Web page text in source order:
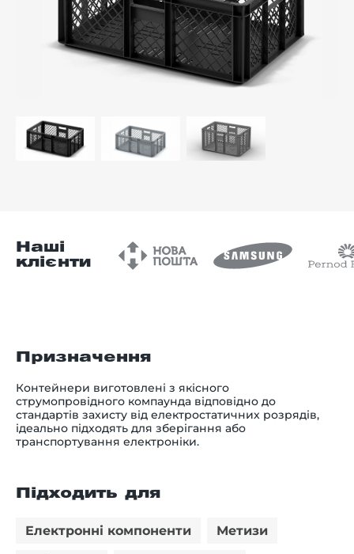
Наші
клієнти
Призначення
Контейнери виготовлені з якісного
струмопровідного компаунда відповідно до
стандартів захисту від електростатичних розрядів,
ідеально підходять для зберігання або
транспортування електроніки.
Підходить для
Електронні компоненти Метизи